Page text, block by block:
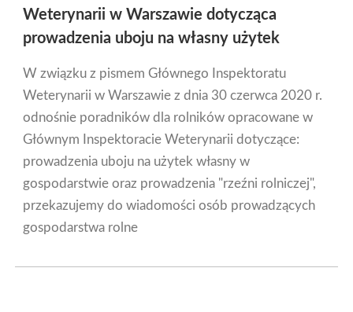
Weterynarii w Warszawie dotycząca
prowadzenia uboju na własny użytek
W związku z pismem Głównego Inspektoratu
Weterynarii w Warszawie z dnia 30 czerwca 2020 r.
odnośnie poradników dla rolników opracowane w
Głównym Inspektoracie Weterynarii dotyczące:
prowadzenia uboju na użytek własny w
gospodarstwie oraz prowadzenia "rzeźni rolniczej",
przekazujemy do wiadomości osób prowadzących
gospodarstwa rolne